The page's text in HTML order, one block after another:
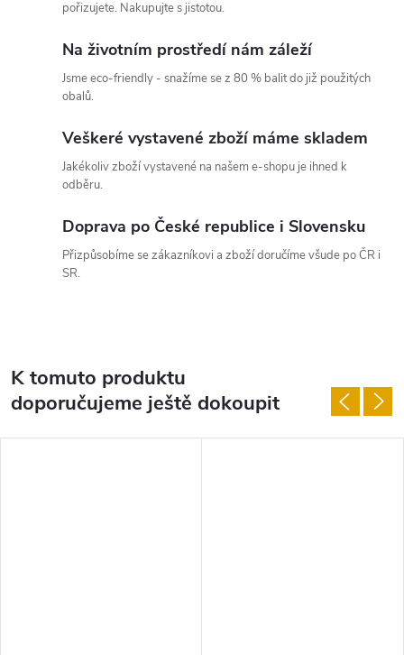
pořizujete. Nakupujte s jistotou.
Na životním prostředí nám záleží
Jsme eco-friendly - snažíme se z 80 % balit do již použitých
obalů.
Veškeré vystavené zboží máme skladem
Jakékoliv zboží vystavené na našem e-shopu je ihned k
odběru.
Doprava po České republice i Slovensku
Přizpůsobíme se zákazníkovi a zboží doručíme všude po ČR i
SR.
K tomuto produktu
doporučujeme ještě dokoupit